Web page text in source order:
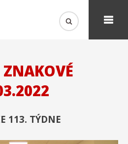
113. TÝDNE